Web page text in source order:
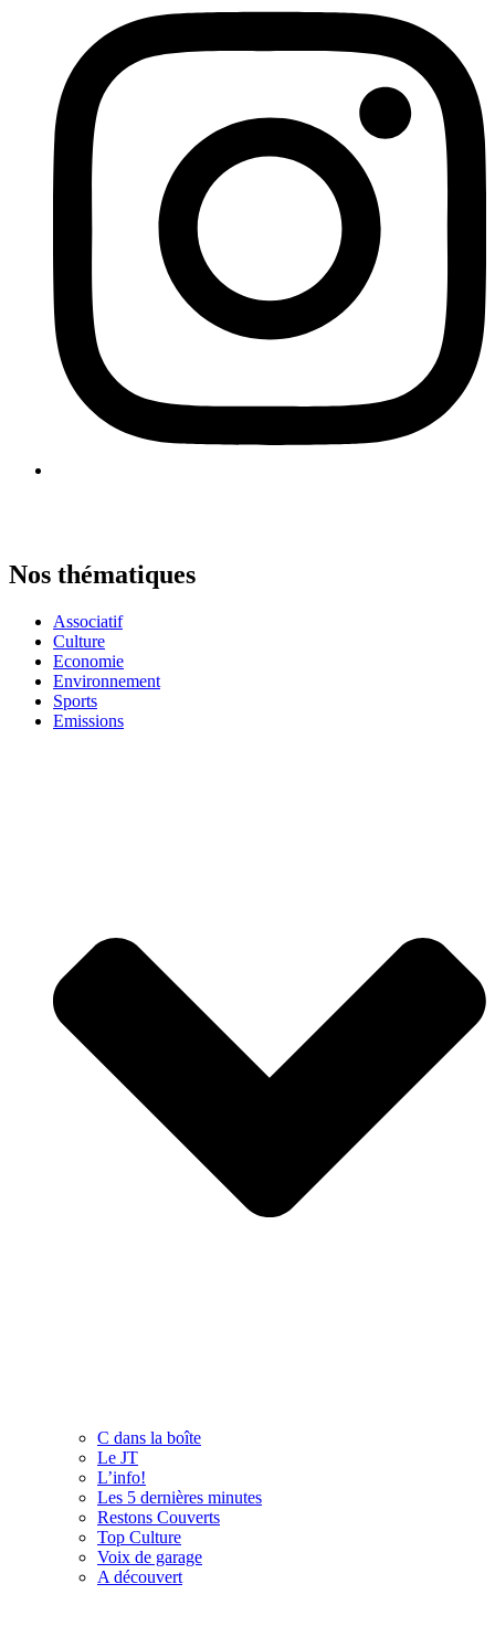
Nos thématiques
Associatif
Culture
Economie
Environnement
Sports
Emissions
C dans la boîte
Le JT
L’info!
Les 5 dernières minutes
Restons Couverts
Top Culture
Voix de garage
A découvert